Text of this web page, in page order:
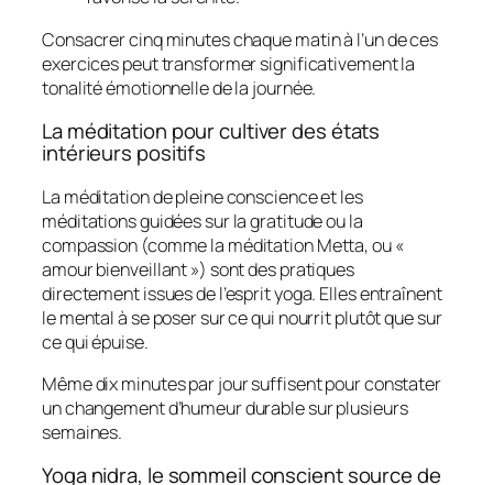
Consacrer cinq minutes chaque matin à l’un de ces
exercices peut transformer significativement la
tonalité émotionnelle de la journée.
La méditation pour cultiver des états
intérieurs positifs
La méditation de pleine conscience et les
méditations guidées sur la gratitude ou la
compassion (comme la méditation Metta, ou «
amour bienveillant ») sont des pratiques
directement issues de l’esprit yoga. Elles entraînent
le mental à se poser sur ce qui nourrit plutôt que sur
ce qui épuise.
Même dix minutes par jour suffisent pour constater
un changement d’humeur durable sur plusieurs
semaines.
Yoga nidra, le sommeil conscient source de